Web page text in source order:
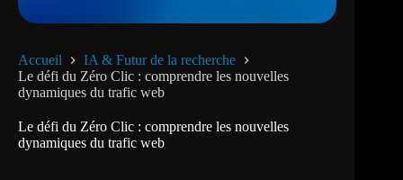
Accueil
IA & Futur de la recherche
Le défi du Zéro Clic : comprendre les nouvelles
dynamiques du trafic web
Le défi du Zéro Clic : comprendre les nouvelles
dynamiques du trafic web